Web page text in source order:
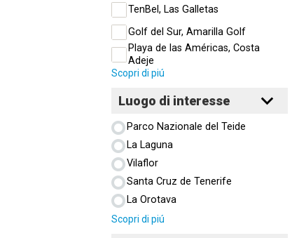
TenBel, Las Galletas
Golf del Sur, Amarilla Golf
Playa de las Américas, Costa
Adeje
Scopri di piú
Luogo di interesse
Parco Nazionale del Teide
La Laguna
Vilaflor
Santa Cruz de Tenerife
La Orotava
Scopri di piú